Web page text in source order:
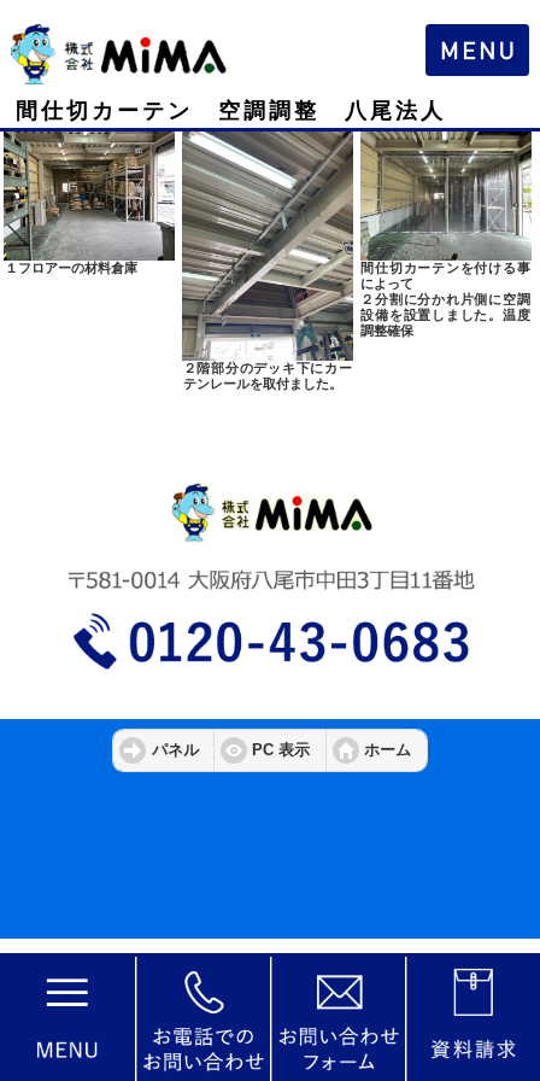
間仕切カーテン 空調調整 八尾法人
１フロアーの材料倉庫
２階部分のデッキ下にカー
テンレールを取付ました。
間仕切カーテンを付ける事
によって
２分割に分かれ片側に空調
設備を設置しました。温度
調整確保
パネル PC 表示 ホーム